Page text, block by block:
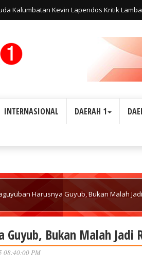
Kalumbatan Kevin Lapendos Kritik
INTERNASIONAL DAERAH 1
Harusnya Guyub, Bukan Malah
Guyub, Bukan Malah Jadi
08:40:00 PM